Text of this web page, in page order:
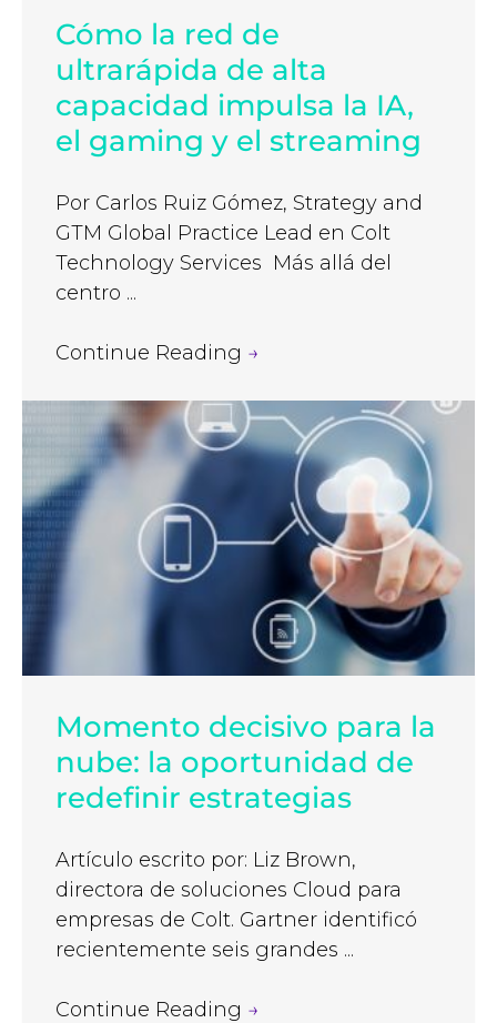
Cómo la red de
ultrarápida de alta
capacidad impulsa la IA,
el gaming y el streaming
Por Carlos Ruiz Gómez, Strategy and
GTM Global Practice Lead en Colt
Technology Services Más allá del
centro ...
Continue Reading →
Momento decisivo para la
nube: la oportunidad de
redefinir estrategias
Artículo escrito por: Liz Brown,
directora de soluciones Cloud para
empresas de Colt. Gartner identificó
recientemente seis grandes ...
Continue Reading →